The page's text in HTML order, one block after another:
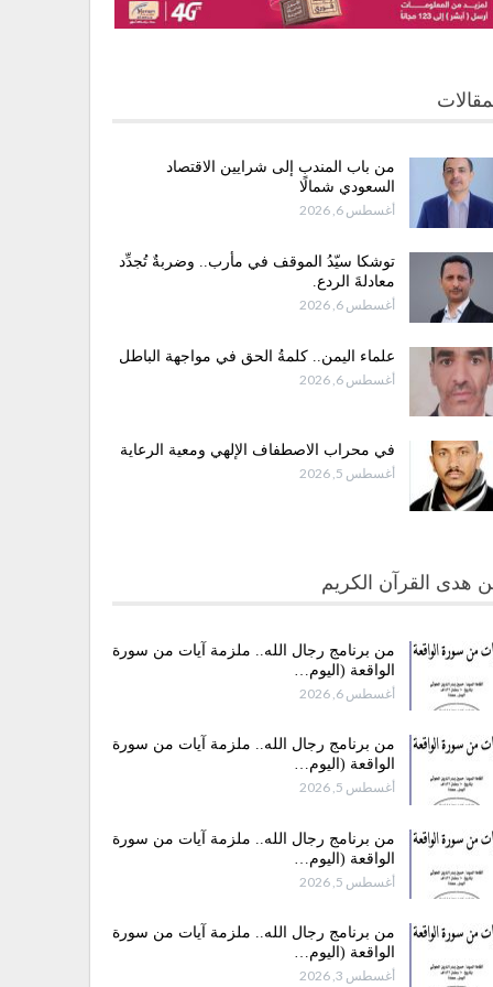
من باب المندب إلى شرايين الاقتصاد
السعودي شمالًا
أغسطس 6, 2026
توشكا سيّدُ الموقف في مأرب.. وضربةٌ تُجدِّد
معادلةَ الردع.
أغسطس 6, 2026
علماء اليمن.. كلمةُ الحق في مواجهة الباطل
أغسطس 6, 2026
في محراب الاصطفاف الإلهي ومعية الرعاية
أغسطس 5, 2026
هدى القرآن الكريم
من برنامج رجال الله.. ملزمة آيات من سورة
الواقعة (اليوم…
أغسطس 6, 2026
من برنامج رجال الله.. ملزمة آيات من سورة
الواقعة (اليوم…
أغسطس 5, 2026
من برنامج رجال الله.. ملزمة آيات من سورة
الواقعة (اليوم…
أغسطس 5, 2026
من برنامج رجال الله.. ملزمة آيات من سورة
الواقعة (اليوم…
أغسطس 3, 2026